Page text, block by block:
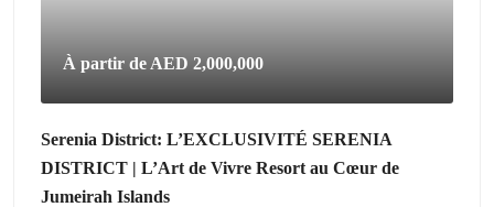
À partir de AED 2,000,000
Serenia District: L’EXCLUSIVITÉ SERENIA
DISTRICT | L’Art de Vivre Resort au Cœur de
Jumeirah Islands